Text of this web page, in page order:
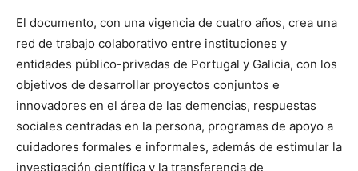
El documento, con una vigencia de cuatro años, crea una
red de trabajo colaborativo entre instituciones y
entidades público-privadas de Portugal y Galicia, con los
objetivos de desarrollar proyectos conjuntos e
innovadores en el área de las demencias, respuestas
sociales centradas en la persona, programas de apoyo a
cuidadores formales e informales, además de estimular la
investigación científica y la transferencia de